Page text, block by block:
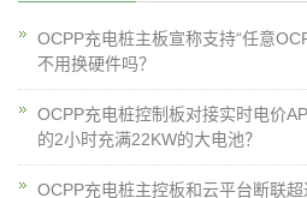
OCPP充电桩主板宣称支持“任意
不用换硬件吗？
OCPP充电桩控制板对接实时电价
的2小时充满22KW的大电池？
OCPP充电桩主控板和云平台断联